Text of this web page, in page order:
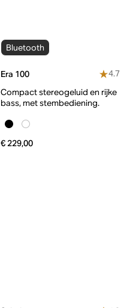
Bluetooth
Era 100
4.7
Compact stereogeluid en rijke
bass, met stembediening.
€ 229,00